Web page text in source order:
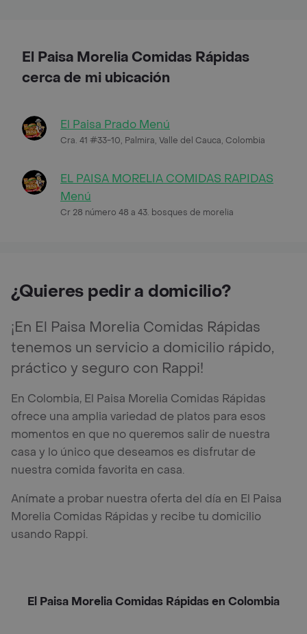
El Paisa Morelia Comidas Rápidas
cerca de mi ubicación
El Paisa Prado Menú
Cra. 41 #33-10, Palmira, Valle del Cauca, Colombia
EL PAISA MORELIA COMIDAS RAPIDAS
Menú
Cr 28 número 48 a 43. bosques de morelia
¿Quieres pedir a domicilio?
¡En El Paisa Morelia Comidas Rápidas
tenemos un servicio a domicilio rápido,
práctico y seguro con Rappi!
En Colombia, El Paisa Morelia Comidas Rápidas
ofrece una amplia variedad de platos para esos
momentos en que no queremos salir de nuestra
casa y lo único que deseamos es disfrutar de
nuestra comida favorita en casa.
Anímate a probar nuestra oferta del día en El Paisa
Morelia Comidas Rápidas y recibe tu domicilio
usando Rappi.
El Paisa Morelia Comidas Rápidas en Colombia